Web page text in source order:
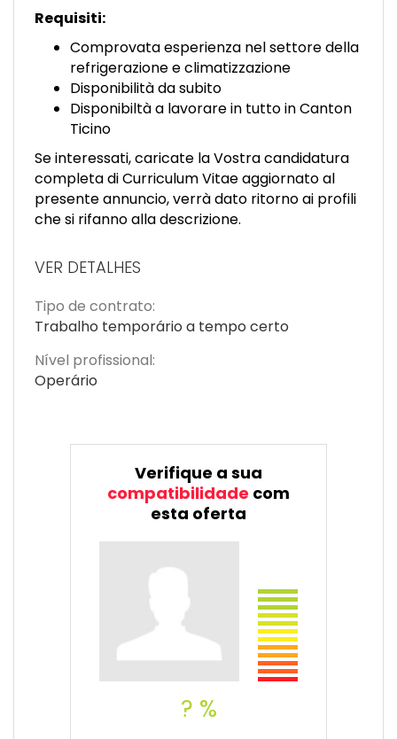
Requisiti:
Comprovata esperienza nel settore della
refrigerazione e climatizzazione
Disponibilità da subito
Disponibiltà a lavorare in tutto in Canton
Ticino
Se interessati, caricate la Vostra candidatura
completa di Curriculum Vitae aggiornato al
presente annuncio, verrà dato ritorno ai profili
che si rifanno alla descrizione.
VER DETALHES
Tipo de contrato:
Trabalho temporário a tempo certo
Nível profissional:
Operário
Verifique a sua
compatibilidade com
esta oferta
? %